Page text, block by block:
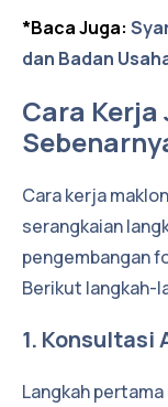
*Baca Juga:
dan Badan
Cara Kerja
Cara kerja
serangkaian
pengembangan
Berikut langkah-
1. Konsultasi
Langkah